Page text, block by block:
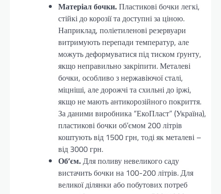
Матеріал бочки.Пластикові бочки легкі,
стійкі до корозії та доступні за ціною.
Наприклад, поліетиленові резервуари
витримують перепади температур, але
можуть деформуватися під тиском ґрунту,
якщо неправильно закріпити. Металеві
бочки, особливо з нержавіючої сталі,
міцніші, але дорожчі та схильні до іржі,
якщо не мають антикорозійного покриття.
За даними виробника “ЕкоПласт” (Україна),
пластикові бочки об’ємом 200 літрів
коштують від 1500 грн, тоді як металеві –
від 3000 грн.
Об’єм.Для поливу невеликого саду
вистачить бочки на 100-200 літрів. Для
великої ділянки або побутових потреб